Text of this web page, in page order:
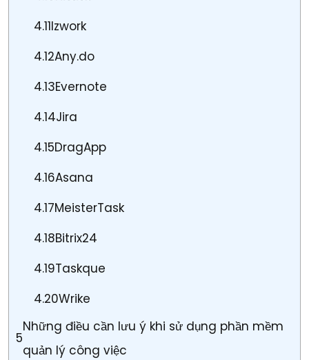
4.11Izwork
4.12Any.do
4.13Evernote
4.14Jira
4.15DragApp
4.16Asana
4.17MeisterTask
4.18Bitrix24
4.19Taskque
4.20Wrike
5
Những điều cần lưu ý khi sử dụng phần mềm
quản lý công việc